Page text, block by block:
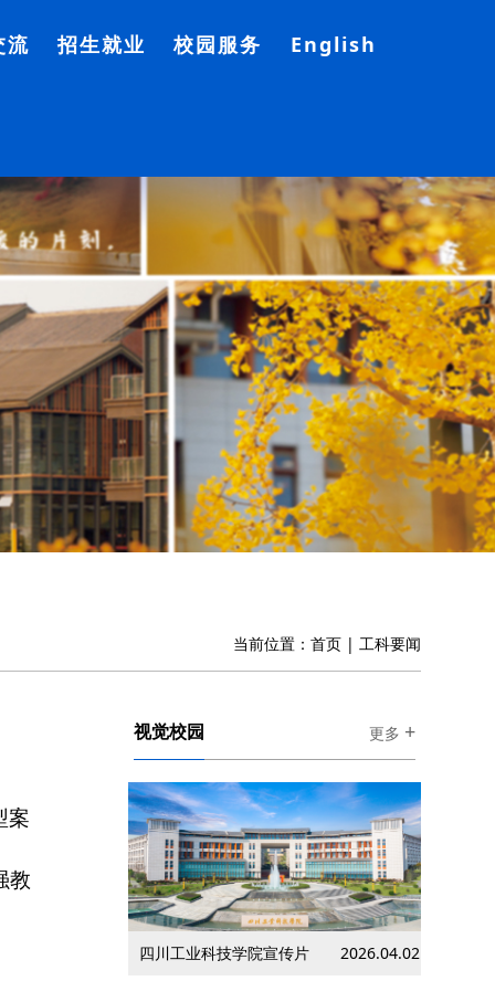
流 招生就业 校园服务 English
当前位置： 首页| 工科要闻
案
教
视觉校园 更多 +
四川工业科技学院宣传片 2026.04.02